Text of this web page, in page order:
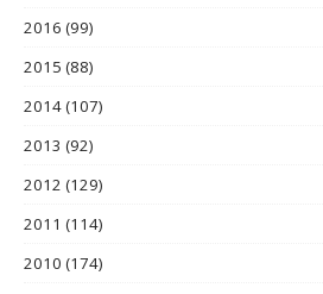
2016 (99)
2015 (88)
2014(107)
2013 (92)
2012 (129)
2011 (114)
2010 (174)